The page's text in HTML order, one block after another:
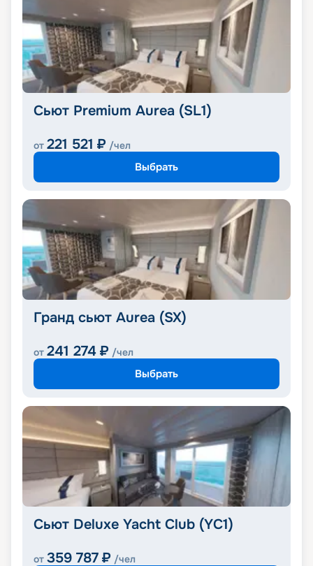
Сьют Premium Aurea (SL1)
от 221 521 ₽ /чел
Выбрать
Гранд сьют Aurea (SX)
от 241 274 ₽ /чел
Выбрать
Сьют Deluxe Yacht Club (YC1)
от 359 787 ₽ /чел